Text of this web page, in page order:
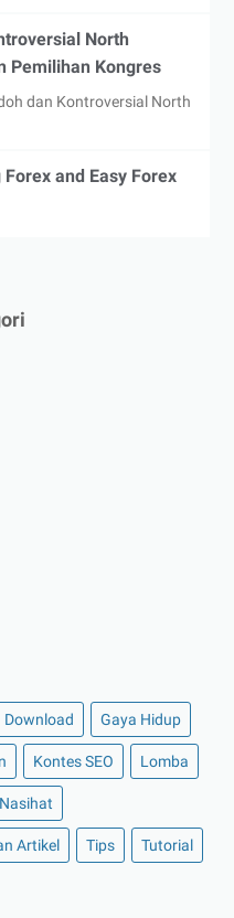
North
Pemilihan Kongres
dan Kontroversial North
and Easy Forex
Download Gaya Hidup
Kontes SEO Lomba
Nasihat
Artikel Tips Tutorial